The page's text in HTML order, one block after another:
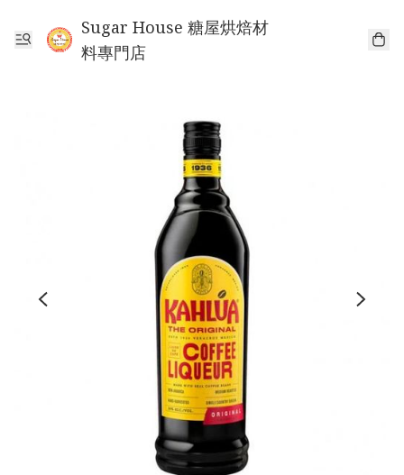
Sugar House 糖屋烘焙材
料專門店